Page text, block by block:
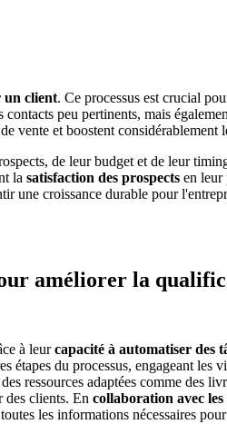
un client. Ce processus est crucial
peu pertinents, mais
vente et boostent considérablement
de leur budget et de leur
la satisfaction des prospects en leur
une croissance durable pour
améliorer la
à leurcapacité à automatiser des
du processus, engageant les
ressources adaptées comme des
des clients. En collaboration avec
les informations nécessaires